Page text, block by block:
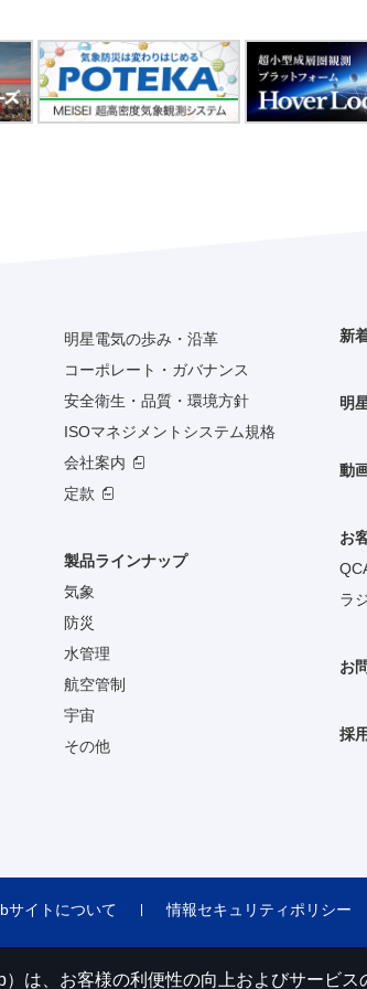
明星電気の歩み・沿革
コーポレート・ガバナンス
安全衛生・品質・環境方針
ISOマネジメントシステム規格
会社案内
定款
製品ラインナップ
気象
防災
水管理
航空管制
宇宙
その他
新
明
動
お
ラ
お
採
サイトについて 情報セキュリティポリシー
は、お客様の利便性の向上およびサービ